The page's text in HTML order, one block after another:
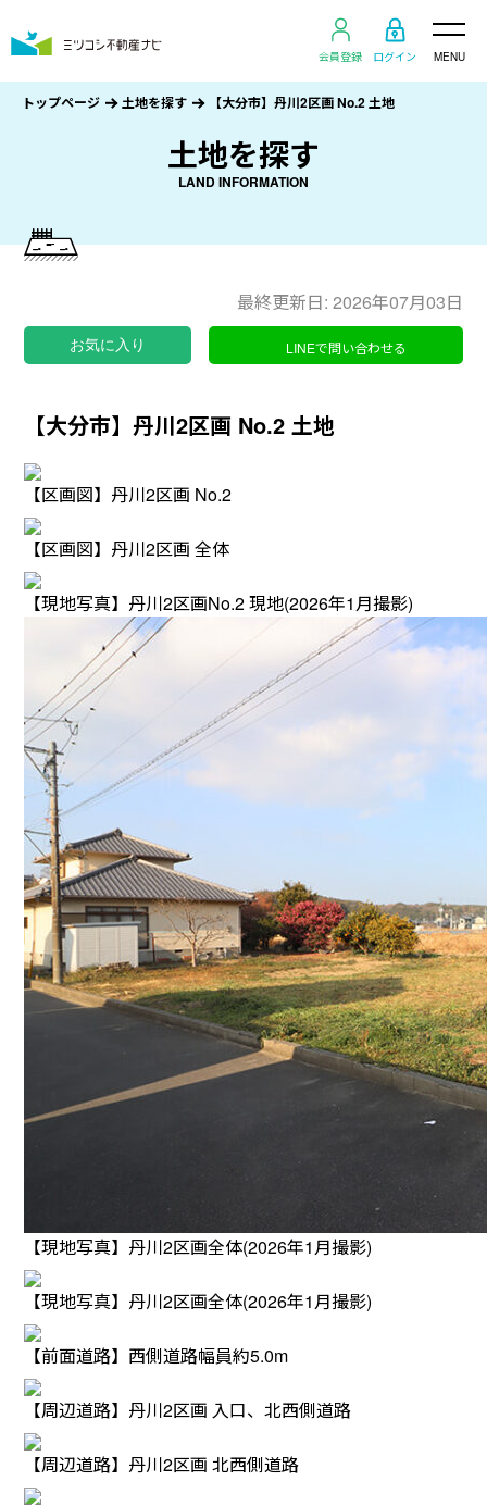
会員登録 ログイン MENU
土地を探す
LAND INFORMATION
トップページ 土地を探す 【大分市】丹川2区画 No.2 土地
最終更新日: 2026年07月03日
お気に入り LINEで問い合わせる
【大分市】丹川2区画 No.2 土地
【区画図】丹川2区画 No.2
【区画図】丹川2区画 全体
【現地写真】丹川2区画No.2 現地(2026年1月撮影)
【現地写真】丹川2区画全体(2026年1月撮影)
【現地写真】丹川2区画全体(2026年1月撮影)
【前面道路】西側道路幅員約5.0m
【周辺道路】丹川2区画 入口、北西側道路
【周辺道路】丹川2区画 北西側道路